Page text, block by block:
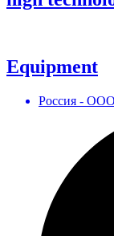
Equipment
Россия -